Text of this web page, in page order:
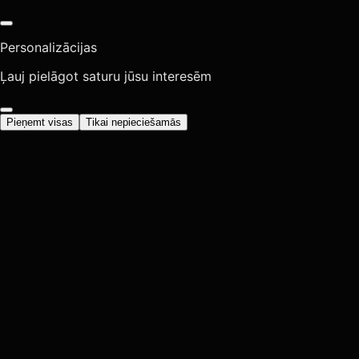
Personalizācijas
Ļauj pielāgot saturu jūsu interesēm
Pieņemt visas Tikai nepieciešamās